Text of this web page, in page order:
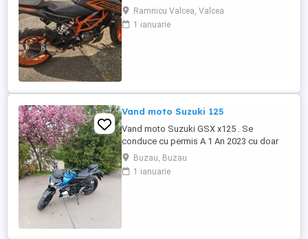
ideală pentru începători sau pentru oraș.
Fără daune, lovituri!
Ramnicu Valcea, Valcea
1 ianuarie
Vand moto Suzuki 125
Vand moto Suzuki GSX x125 . Se
conduce cu permis A 1 An 2023 cu doar
5000km Stare impecabila , fara cazaturi
ITP valabil pana in noiembrie 2027 Revizii
si schimb de ulei in service autorizat
Buzau, Buzau
1 ianuarie